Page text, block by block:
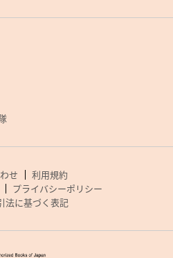
せ
利用規約
プライバシーポリシー
法に基づく表記